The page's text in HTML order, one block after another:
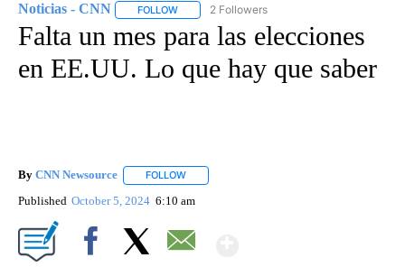
Noticias - CNN FOLLOW FOLLOW "NOTICIAS - CNN" TO RECEIVE
2 Followers
Falta un mes para las elecciones
en EE.UU. Lo que hay que saber
By CNN Newsource FOLLOW
Published October 5, 2024 6:10 am